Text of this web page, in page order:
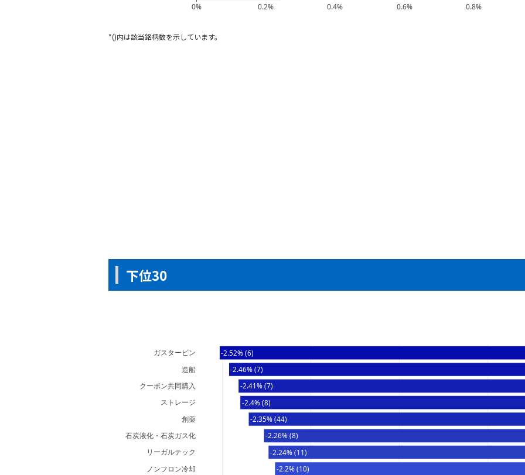
0% 0.2% 0.4% 0.6% 0.8%
*()内は該当銘柄数を示しています。
下位30
-2.2% (10)
-2.24% (11)
-2.26% (8)
-2.35% (44)
-2.4% (8)
-2.41% (7)
-2.46% (7)
-2.52% (6)
ノンフロン冷却
リーガルテック
石炭液化・石炭ガス化
創薬
ストレージ
クーポン共同購入
造船
ガスタービン